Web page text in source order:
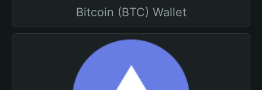
Bitcoin (BTC) Wallet